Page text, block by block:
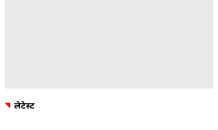
लेटेस्ट